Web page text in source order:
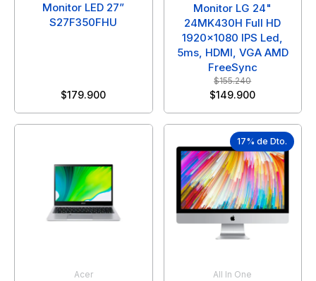
Monitor LED 27”
S27F350FHU
$179.900
Monitor LG 24"
24MK430H Full HD
1920x1080 IPS Led,
5ms, HDMI, VGA AMD
FreeSync
$155.240
$149.900
Acer
17% de Dto.
All In One